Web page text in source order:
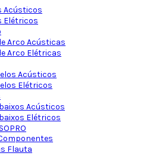
Acústicos
Elétricos
Arco Acústicas
Arco Elétricas
Acústicos
Elétricos
Acústicos
Elétricos
Flauta